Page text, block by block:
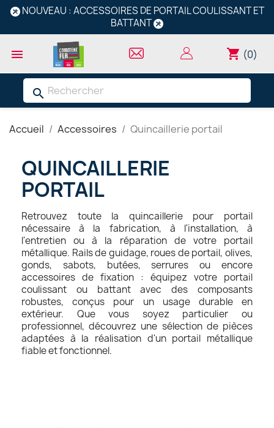
NOUVEAU : ACCESSOIRES DE PORTAIL COULISSANT ET
BATTANT
 shopping_cart (0)
search
Accueil Accessoires Quincaillerie portail
QUINCAILLERIE
PORTAIL
Retrouvez toute la quincaillerie pour portail
nécessaire à la fabrication, à l'installation, à
l'entretien ou à la réparation de votre portail
métallique. Rails de guidage, roues de portail, olives,
gonds, sabots, butées, serrures ou encore
accessoires de fixation : équipez votre portail
coulissant ou battant avec des composants
robustes, conçus pour un usage durable en
extérieur. Que vous soyez particulier ou
professionnel, découvrez une sélection de pièces
adaptées à la réalisation d'un portail métallique
fiable et fonctionnel.